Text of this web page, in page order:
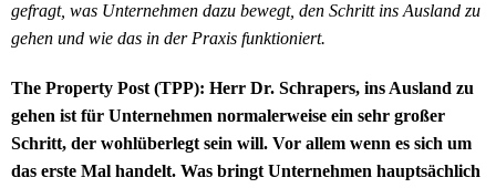
gefragt, was Unternehmen dazu bewegt, den Schritt ins Ausland zu
gehen und wie das in der Praxis funktioniert.
The Property Post (TPP): Herr Dr. Schrapers, ins Ausland zu
gehen ist für Unternehmen normalerweise ein sehr großer
Schritt, der wohlüberlegt sein will. Vor allem wenn es sich um
das erste Mal handelt. Was bringt Unternehmen hauptsächlich